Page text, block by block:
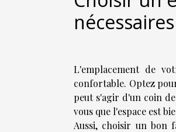
nécessaires
L'emplacement de
confortable. Optez
peut s'agir d'un coin
vous que l'espace est
Aussi, choisir un bon